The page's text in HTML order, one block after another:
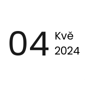
04 Kvě
2024